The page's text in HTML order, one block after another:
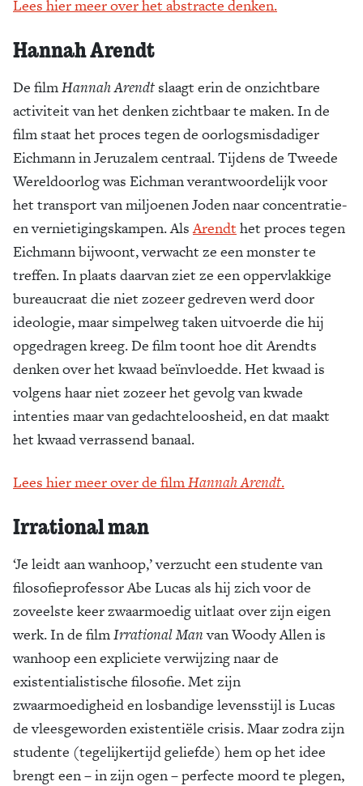
Lees hier meer over het abstracte denken.
Hannah Arendt
De filmHannah Arendt slaagt erin de onzichtbare
activiteit van het denken zichtbaar te maken. In de
film staat het proces tegen de oorlogsmisdadiger
Eichmann in Jeruzalem centraal. Tijdens de Tweede
Wereldoorlog was Eichman verantwoordelijk voor
het transport van miljoenen Joden naar concentratie-
en vernietigingskampen. AlsArendt het proces tegen
Eichmann bijwoont, verwacht ze een monster te
treffen. In plaats daarvan ziet ze een oppervlakkige
bureaucraat die niet zozeer gedreven werd door
ideologie, maar simpelweg taken uitvoerde die hij
opgedragen kreeg. De film toont hoe dit Arendts
denken over het kwaad beïnvloedde. Het kwaad is
volgens haar niet zozeer het gevolg van kwade
intenties maar van gedachteloosheid, en dat maakt
het kwaad verrassend banaal.
Lees hier meer over de filmHannah Arendt.
Irrational man
‘Je leidt aan wanhoop,’ verzucht een studente van
filosofieprofessor Abe Lucas als hij zich voor de
zoveelste keer zwaarmoedig uitlaat over zijn eigen
werk. In de filmIrrational Manvan Woody Allen is
wanhoop een expliciete verwijzing naar de
existentialistische filosofie. Met zijn
zwaarmoedigheid en losbandige levensstijl is Lucas
de vleesgeworden existentiële crisis. Maar zodra zijn
studente (tegelijkertijd geliefde) hem op het idee
brengt een – in zijn ogen – perfecte moord te plegen,